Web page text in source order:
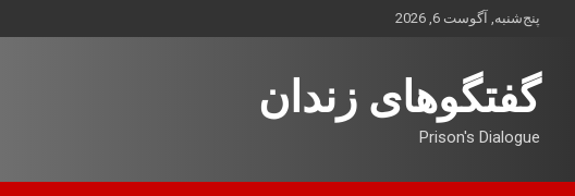
محتوا
پنج‌شنبه, آگوست 6, 2026
گفتگوهای زندان
Prison's Dialogue